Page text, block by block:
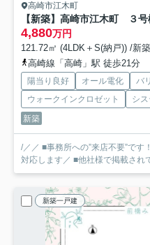
高崎市江木町
4,880万円
121.72㎡ (4LDK＋S(納戸)) /新築
高崎線「高崎」駅 徒歩21分
陽当り良好 オール電化 バ
ウォークインクロゼット
シ
新築
/／／ ■事務所への”来店不要”で
対応します／ ■他社様で掲載され
新築一戸建